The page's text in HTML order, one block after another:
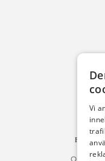
Fakturan
Vi